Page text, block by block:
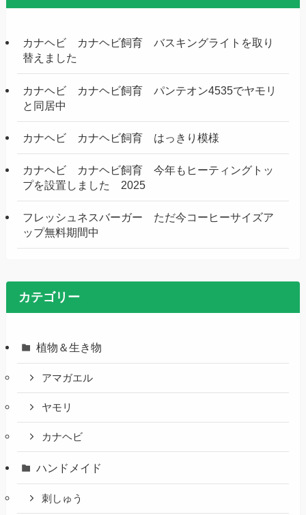
カナヘビ カナヘビ飼育 バスキングライトを取り
替えました
カナヘビ カナヘビ飼育 パンテオン4535でヤモリ
と同居中
カナヘビ カナヘビ飼育 はっきり模様
カナヘビ カナヘビ飼育 今年もヒーティングトッ
プを設置しました 2025
フレッシュネスバーガー ただ今コーヒーサイズア
ップ無料期間中
カテゴリー
植物＆生き物
アマガエル
ヤモリ
カナヘビ
ハンドメイド
刺しゅう